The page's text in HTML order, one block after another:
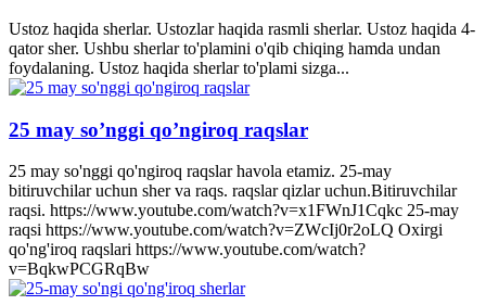
Ustoz haqida sherlar. Ustozlar haqida rasmli sherlar. Ustoz haqida 4-
qator sher. Ushbu sherlar to'plamini o'qib chiqing hamda undan
foydalaning. Ustoz haqida sherlar to'plami sizga...
25 may so’nggi qo’ngiroq raqslar
25 may so'nggi qo'ngiroq raqslar havola etamiz. 25-may
bitiruvchilar uchun sher va raqs. raqslar qizlar uchun.Bitiruvchilar
raqsi. https://www.youtube.com/watch?v=x1FWnJ1Cqkc 25-may
raqsi https://www.youtube.com/watch?v=ZWcIj0r2oLQ Oxirgi
qo'ng'iroq raqslari https://www.youtube.com/watch?
v=BqkwPCGRqBw